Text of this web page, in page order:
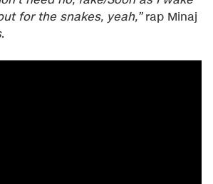
for the snakes, yeah,”rap Minaj
.